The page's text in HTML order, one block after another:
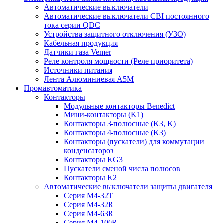
Автоматические выключатели
Автоматические выключатели CBI постоянного
тока серии QDC
Устройства защитного отключения (УЗО)
Кабельная продукция
Датчики газа Vemer
Реле контроля мощности (Реле приоритета)
Источники питания
Лента Алюминиевая А5М
Промавтоматика
Контакторы
Модульные контакторы Benedict
Мини-контакторы (K1)
Контакторы 3-полюсные (K3, K)
Контакторы 4-полюсные (K3)
Контакторы (пускатели) для коммутации
конденсаторов
Контакторы KG3
Пускатели сменой числа полюсов
Контакторы K2
Автоматические выключатели защиты двигателя
Серия M4-32T
Серия M4-32R
Серия M4-63R